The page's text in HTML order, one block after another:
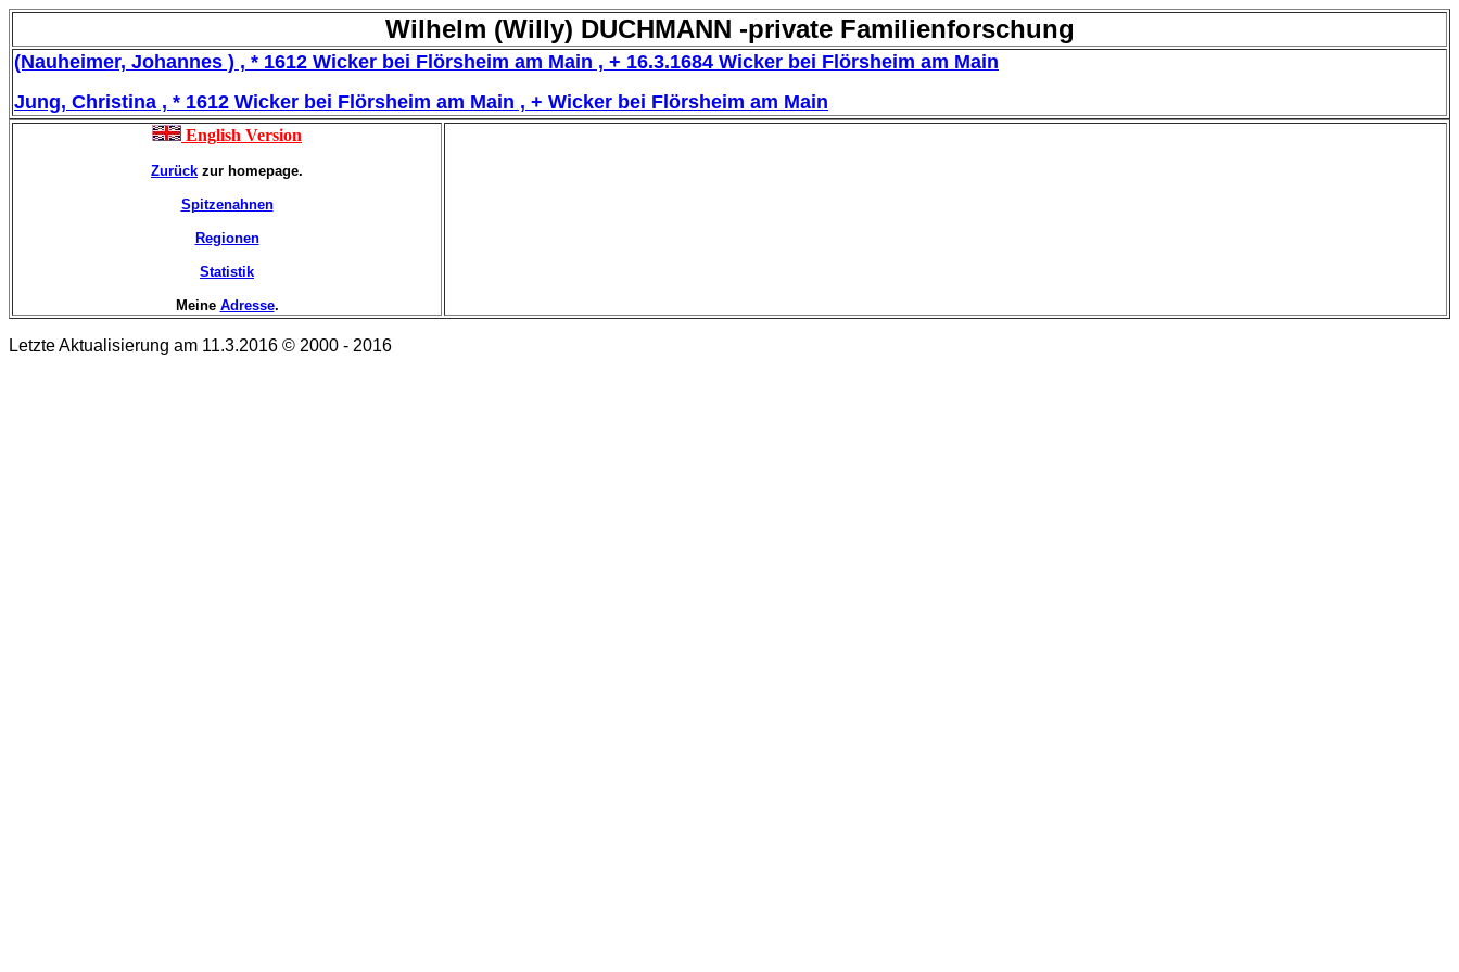
Wilhelm (Willy) DUCHMANN -private Familienforschung
(Nauheimer, Johannes ) , * 1612 Wicker bei Flörsheim am Main , + 16.3.1684 Wicker bei Flörsheim am Main
Jung, Christina , * 1612 Wicker bei Flörsheim am Main , + Wicker bei Flörsheim am Main
English Version
Zurück zur homepage.
Spitzenahnen
Regionen
Statistik
Meine Adresse.
Letzte Aktualisierung am 11.3.2016 © 2000 - 2016